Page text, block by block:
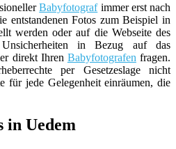
Babyfotografimmer erst nach
entstandenen Fotos zum Beispiel in
werden oder auf die Webseite des
in Bezug auf das
direkt Ihren Babyfotografen fragen.
per Gesetzeslage nicht
für jede Gelegenheit einräumen, die
in Uedem